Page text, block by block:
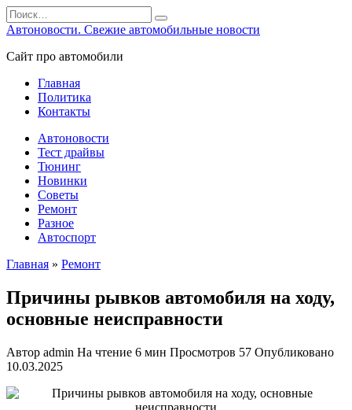
Перейти
к
Search
for:
Автоновости. Свежие автомобильные новости
Сайт про автомобили
Главная
Политика
Контакты
Автоновости
Тест драйвы
Тюнинг
Новинки
Советы
Ремонт
Разное
Автоспорт
Главная » Ремонт
Причины рывков автомобиля на ходу,
основные неисправности
Автор admin На чтение 6 мин Просмотров 57 Опубликовано
10.03.2025